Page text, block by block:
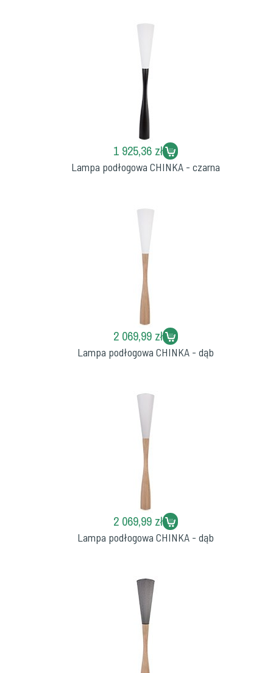
1 925,36 zł
Lampa podłogowa CHINKA - czarna
2 069,99 zł
Lampa podłogowa CHINKA - dąb
2 069,99 zł
Lampa podłogowa CHINKA - dąb